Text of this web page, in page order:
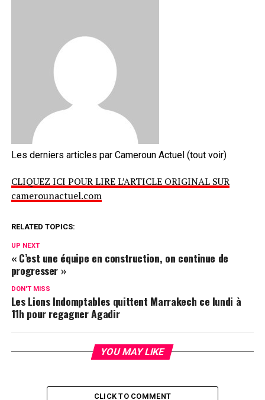
Les derniers articles par Cameroun Actuel (tout voir)
CLIQUEZ ICI POUR LIRE L’ARTICLE ORIGINAL SUR
camerounactuel.com
RELATED TOPICS:
UP NEXT
« C’est une équipe en construction, on continue de
progresser »
DON'T MISS
Les Lions Indomptables quittent Marrakech ce lundi à
11h pour regagner Agadir
YOU MAY LIKE
CLICK TO COMMENT